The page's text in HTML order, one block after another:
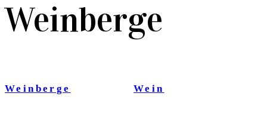
Weinberge
Wein
Weinberge